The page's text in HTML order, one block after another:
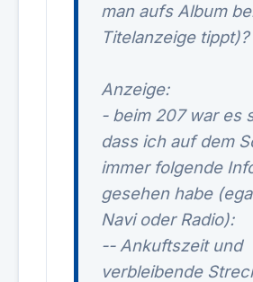
man aufs Album
Titelanzeige tippt)?
Anzeige:
- beim 207 war es
dass ich auf dem
immer folgende
gesehen habe
Navi oder Radio):
-- Ankuftszeit und
verbleibende